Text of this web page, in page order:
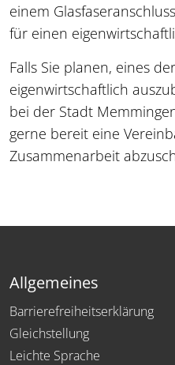
einem
für einen
Falls Sie planen, eines
eigenwirtschaftlich
bei der Stadt
gerne bereit eine
Zusammenarbeit
Allgemeines
Barrierefreiheitserklärung
Gleichstellung
Leichte Sprache